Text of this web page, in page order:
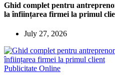
Ghid complet pentru
la înființarea firmei la primul
July 27, 2026
Publicitate Online